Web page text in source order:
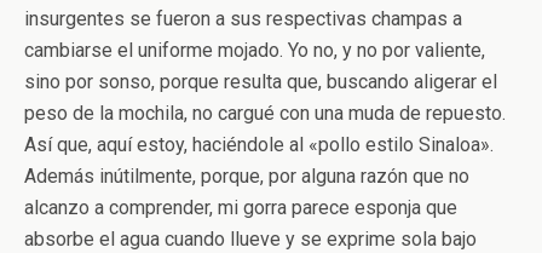
insurgentes se fueron a sus respectivas champas a
cambiarse el uniforme mojado. Yo no, y no por valiente,
sino por sonso, porque resulta que, buscando aligerar el
peso de la mochila, no cargué con una muda de repuesto.
Así que, aquí estoy, haciéndole al «pollo estilo Sinaloa».
Además inútilmente, porque, por alguna razón que no
alcanzo a comprender, mi gorra parece esponja que
absorbe el agua cuando llueve y se exprime sola bajo